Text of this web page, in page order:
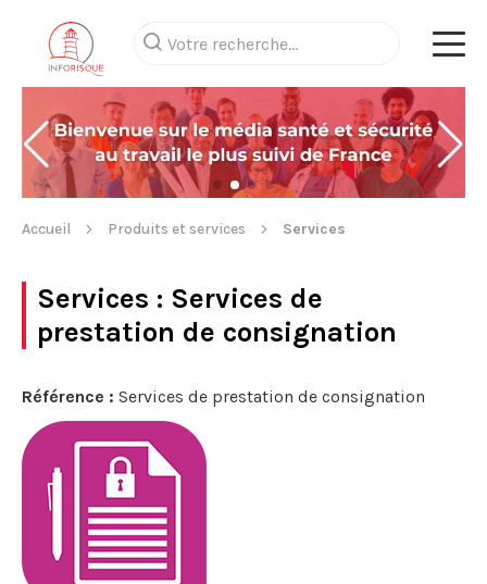
Accueil Produits et services Services
Services : Services de
prestation de consignation
Référence : Services de prestation de consignation